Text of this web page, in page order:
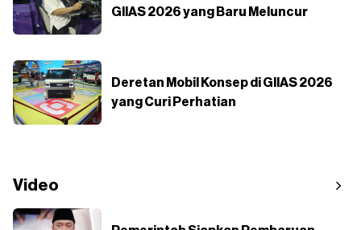
GIIAS 2026 yang Baru Meluncur
Deretan Mobil Konsep di GIIAS 2026
yang Curi Perhatian
Video